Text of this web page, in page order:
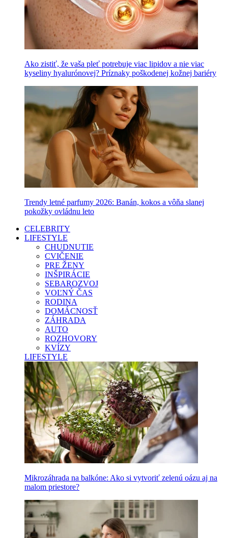
Ako zistiť, že vaša pleť potrebuje viac lipidov a nie viac
kyseliny hyalurónovej? Príznaky poškodenej kožnej bariéry
Trendy letné parfumy 2026: Banán, kokos a vôňa slanej
pokožky ovládnu leto
CELEBRITY
LIFESTYLE
CHUDNUTIE
CVIČENIE
PRE ŽENY
INŠPIRÁCIE
SEBAROZVOJ
VOĽNÝ ČAS
RODINA
DOMÁCNOSŤ
ZÁHRADA
AUTO
ROZHOVORY
KVÍZY
LIFESTYLE
Mikrozáhrada na balkóne: Ako si vytvoriť zelenú oázu aj na
malom priestore?